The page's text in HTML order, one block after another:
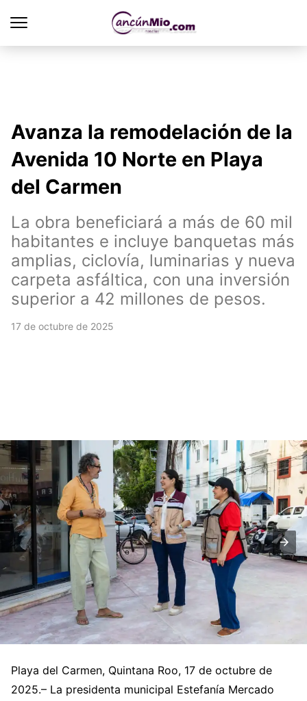
Avanza la remodelación de la
Avenida 10 Norte en Playa
del Carmen
La obra beneficiará a más de 60 mil
habitantes e incluye banquetas más
amplias, ciclovía, luminarias y nueva
carpeta asfáltica, con una inversión
superior a 42 millones de pesos.
17 de octubre de 2025
Playa del Carmen, Quintana Roo, 17 de octubre de
2025.– La presidenta municipal Estefanía Mercado